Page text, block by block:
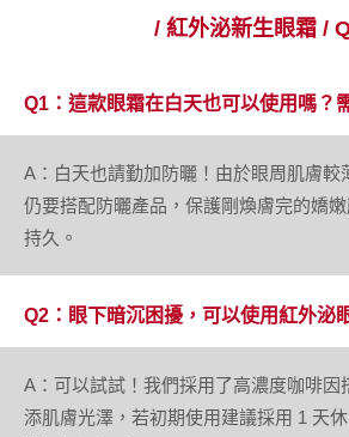
/ 紅外泌新生眼霜 /
Q1：這款眼霜在白天也可以使用嗎？
A：白天也請勤加防曬！由於眼周肌膚較
仍要搭配防曬產品，保護剛煥膚完的嬌
持久。
Q2：眼下暗沉困擾，可以使用紅外泌
A：可以試試！我們採用了高濃度咖啡因
添肌膚光澤，若初期使用建議採用 1 天